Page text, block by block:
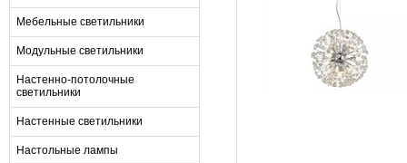
Мебельные светильники
Модульные светильники
Настенно-потолочные
светильники
Настенные светильники
Настольные лампы